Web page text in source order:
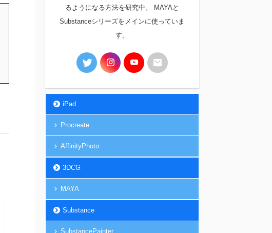
るようになる方法を研究中。 MAYAと
Substanceシリーズをメインに使っていま
す。
iPad
Procreate
AffinityPhoto
3DCG
MAYA
Substance
SubstancePainter